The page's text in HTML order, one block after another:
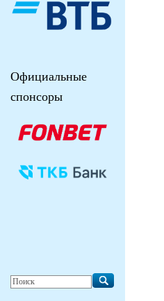
Официальные
спонсоры